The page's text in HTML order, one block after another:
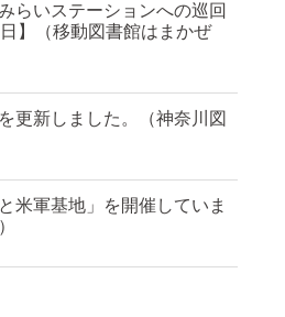
らいステーションへの巡回
】（移動図書館はまかぜ
更新しました。（神奈川図
米軍基地」を開催していま